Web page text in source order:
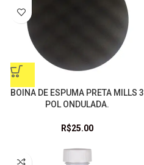
BOINA DE ESPUMA PRETA MILLS 3
POL ONDULADA.
R$25.00